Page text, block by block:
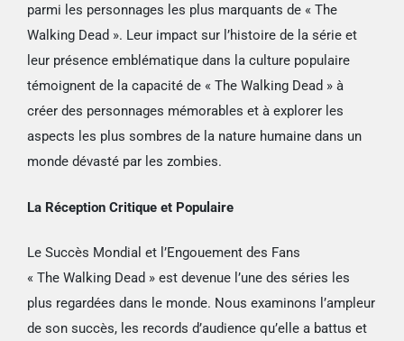
parmi les personnages les plus marquants de « The
Walking Dead ». Leur impact sur l’histoire de la série et
leur présence emblématique dans la culture populaire
témoignent de la capacité de « The Walking Dead » à
créer des personnages mémorables et à explorer les
aspects les plus sombres de la nature humaine dans un
monde dévasté par les zombies.
La Réception Critique et Populaire
Le Succès Mondial et l’Engouement des Fans
« The Walking Dead » est devenue l’une des séries les
plus regardées dans le monde. Nous examinons l’ampleur
de son succès, les records d’audience qu’elle a battus et